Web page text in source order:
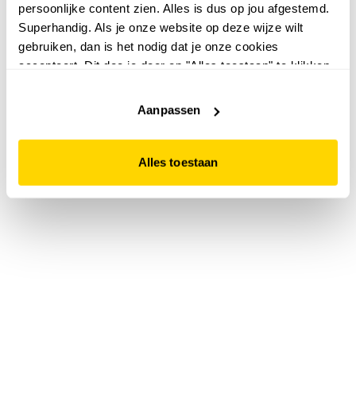
persoonlijke content zien. Alles is dus op jou afgestemd.
Superhandig. Als je onze website op deze wijze wilt
gebruiken, dan is het nodig dat je onze cookies
accepteert. Dit doe je door op "Alles toestaan" te klikken.
website niet optimaal functioneert.
Aanpassen
Alles toestaan